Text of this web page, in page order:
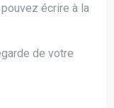
écrire à la
de votre